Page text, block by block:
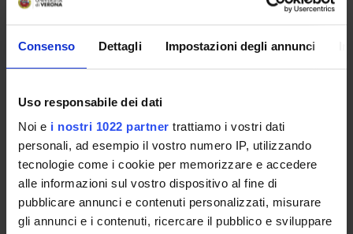
Consenso Dettagli Impostazioni degli annunci
Uso responsabile dei dati
Noi e i nostri 1022 partner trattiamo i vostri dati
personali, ad esempio il vostro numero IP, utilizzando
tecnologie come i cookie per memorizzare e accedere
alle informazioni sul vostro dispositivo al fine di
pubblicare annunci e contenuti personalizzati, misurare
gli annunci e i contenuti, ricercare il pubblico e sviluppare
Orario Lezioni
Laboratorio [Gruppo 4]
Crediti
1
Periodo
Sem. 2A
Docenti
Emanuela Tenca